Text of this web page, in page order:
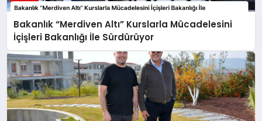
Bakanlık “Merdiven Altı” Kurslarla Mücadelesini
İçişleri Bakanlığı İle Sürdürüyor